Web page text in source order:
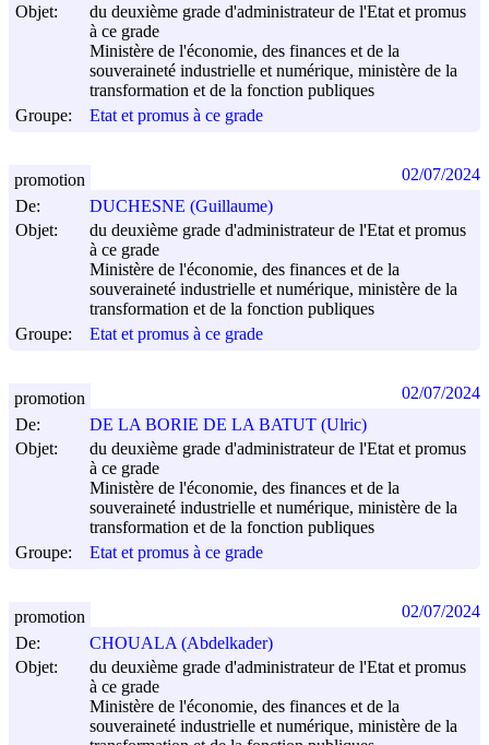
Objet:
du deuxième grade d'administrateur de l'Etat et promus
à ce grade
Ministère de l'économie, des finances et de la
souveraineté industrielle et numérique, ministère de la
transformation et de la fonction publiques
Groupe:
Etat et promus à ce grade
De:
DUCHESNE (Guillaume)
Objet:
du deuxième grade d'administrateur de l'Etat et promus
à ce grade
Ministère de l'économie, des finances et de la
souveraineté industrielle et numérique, ministère de la
transformation et de la fonction publiques
Groupe:
Etat et promus à ce grade
promotion 02/07/2024
De:
DE LA BORIE DE LA BATUT (Ulric)
Objet:
du deuxième grade d'administrateur de l'Etat et promus
à ce grade
Ministère de l'économie, des finances et de la
souveraineté industrielle et numérique, ministère de la
transformation et de la fonction publiques
Groupe:
Etat et promus à ce grade
promotion 02/07/2024
De:
CHOUALA (Abdelkader)
Objet:
du deuxième grade d'administrateur de l'Etat et promus
à ce grade
Ministère de l'économie, des finances et de la
souveraineté industrielle et numérique, ministère de la
promotion 02/07/2024